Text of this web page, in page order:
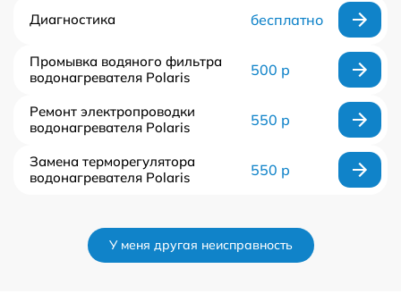
Диагностика бесплатно
Промывка водяного фильтра
водонагревателя Polaris
500 р
Ремонт электропроводки
водонагревателя Polaris
550 р
Замена терморегулятора
водонагревателя Polaris
550 р
У меня другая неисправность